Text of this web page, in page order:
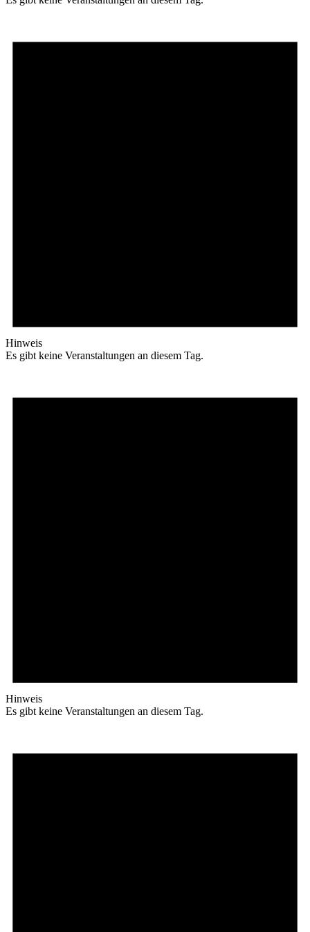
Hinweis
Es gibt keine Veranstaltungen an diesem Tag.
Hinweis
Es gibt keine Veranstaltungen an diesem Tag.